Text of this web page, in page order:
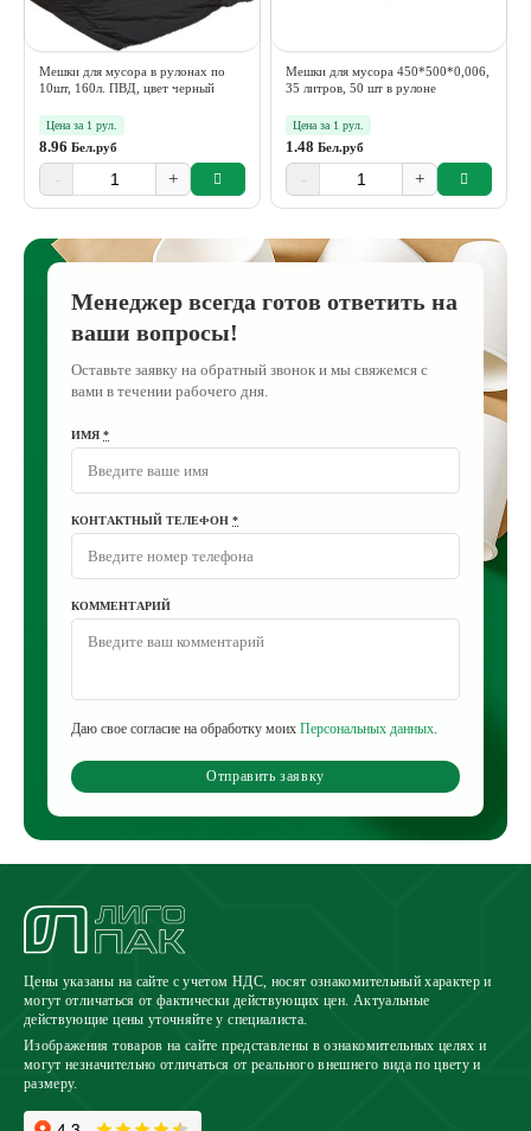
Мешки для мусора в рулонах по
10шт, 160л. ПВД, цвет черный
Цена за 1 рул.
8.96 Бел.руб
- +
Мешки для мусора 450*500*0,006,
35 литров, 50 шт в рулоне
Цена за 1 рул.
1.48 Бел.руб
- +
Менеджер всегда готов ответить на
ваши вопросы!
Оставьте заявку на обратный звонок и мы свяжемся с
вами в течении рабочего дня.
ИМЯ *
КОНТАКТНЫЙ ТЕЛЕФОН *
КОММЕНТАРИЙ
Даю свое согласие на обработку моих Персональных данных.
Отправить заявку
Цены указаны на сайте с учетом НДС, носят ознакомительный характер и
могут отличаться от фактически действующих цен. Актуальные
действующие цены уточняйте у специалиста.
Изображения товаров на сайте представлены в ознакомительных целях и
могут незначительно отличаться от реального внешнего вида по цвету и
размеру.